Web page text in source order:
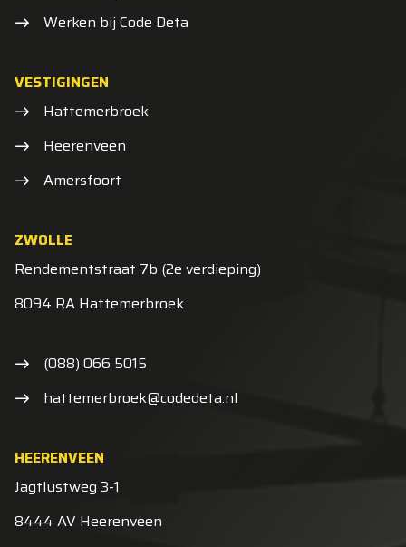
Werken bij Code Deta
VESTIGINGEN
Hattemerbroek
Heerenveen
Amersfoort
ZWOLLE
Rendementstraat 7b (2e verdieping)
8094 RA Hattemerbroek
(088) 066 5015
hattemerbroek@codedeta.nl
HEERENVEEN
Jagtlustweg 3-1
8444 AV Heerenveen